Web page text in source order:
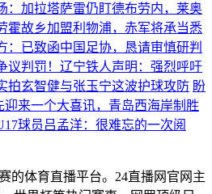
：加拉塔萨雷仍盯德布劳内，莱奥
霍故乡加盟利物浦，赤军将承当悉
：已致函中国足协，恳请审慎研判
议判罚！辽宁铁人声明：强烈呼吁
拍玄智健与张玉宁这波护球攻防 盼
来一个大喜讯，青岛西海岸制胜
球员吕孟洋：很难忘的一次阅
的体育直播平台。24直播网官网主